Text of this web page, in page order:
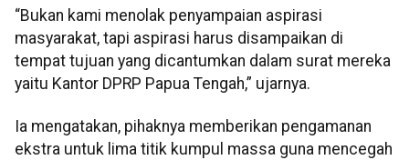
“Bukan kami menolak penyampaian aspirasi
masyarakat, tapi aspirasi harus disampaikan di
tempat tujuan yang dicantumkan dalam surat mereka
yaitu Kantor DPRP Papua Tengah,” ujarnya.
Ia mengatakan, pihaknya memberikan pengamanan
ekstra untuk lima titik kumpul massa guna mencegah